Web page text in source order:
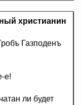
христианин
Газподенъ
е!
ли будет